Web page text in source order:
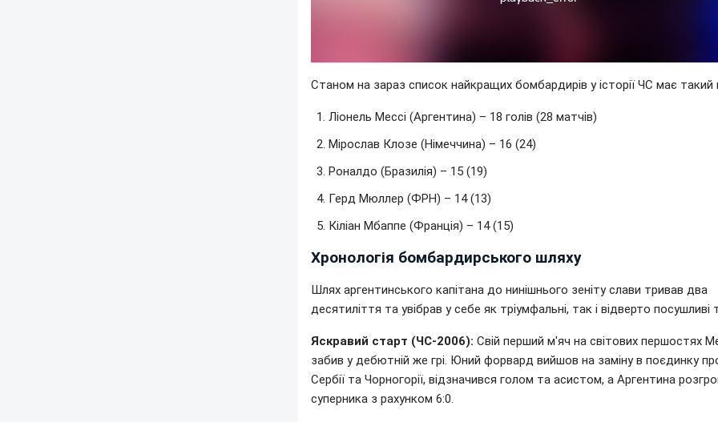
Станом на зараз список найкращих бомбардирів у історії ЧС має такий
Ліонель Мессі (Аргентина) – 18 голів (28 матчів)
Мірослав Клозе (Німеччина) – 16 (24)
Роналдо (Бразилія) – 15 (19)
Герд Мюллер (ФРН) – 14 (13)
Кіліан Мбаппе (Франція) – 14 (15)
Хронологія бомбардирського шляху
Шлях аргентинського капітана до нинішнього зеніту слави тривав два
десятиліття та увібрав у себе як тріумфальні, так і відверто посушливі
Яскравий старт (ЧС-2006): Свій перший м'яч на світових першостях
забив у дебютній же грі. Юний форвард вийшов на заміну в поєдинку
Сербії та Чорногорії, відзначився голом та асистом, а Аргентина
суперника з рахунком 6:0.